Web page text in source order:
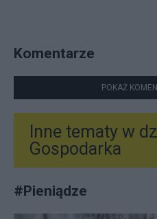
Komentarze
POKAŻ
Inne tematy w
Gospodarka
#Pieniądze